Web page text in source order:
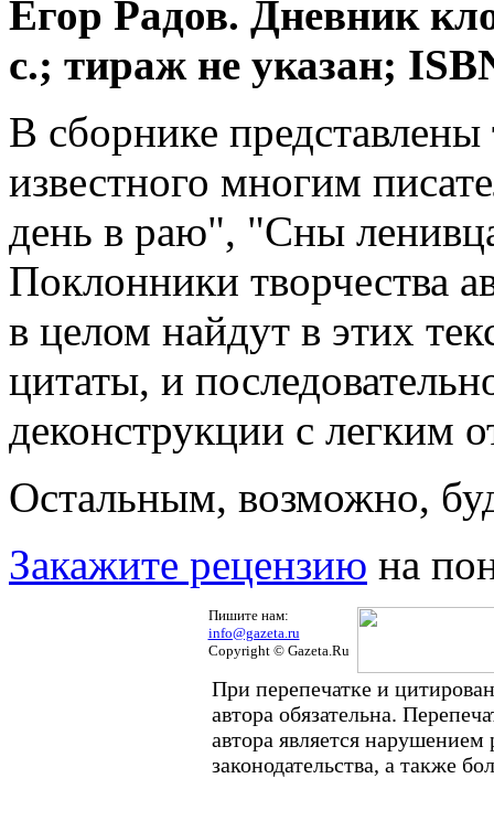
Егор Радов. Дневник
с.; тираж не указан;
В сборнике
известного многим
день в раю", "Сны
Поклонники творчества
в целом найдут в этих
цитаты, и
деконструкции с легким
Остальным, возможно,
Закажите рецензию на
Пишите нам:
info@gazeta.ru
Copyright © Gazeta.Ru
При перепечатке и
автора обязательна.
автора является
законодательства, а также